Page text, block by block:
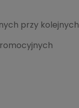
przy kolejnych